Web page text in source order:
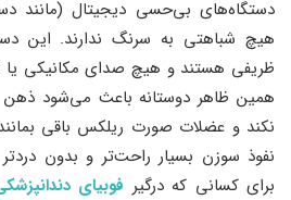
هیچ شباهتی به سرنگ ندارند. این
ظریفی هستند و هیچ صدای مکانیکی یا
همین ظاهر دوستانه باعث می‌شود ذهن
نکند و عضلات صورت ریلکس باقی
نفوذ سوزن بسیار راحت‌تر و بدون
برای کسانی که درگیر فوبیای